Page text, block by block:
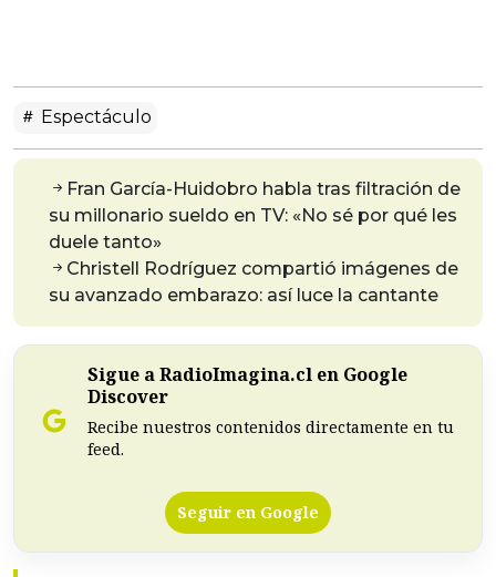
Espectáculo
Fran García-Huidobro habla tras filtración de
su millonario sueldo en TV: «No sé por qué les
duele tanto»
Christell Rodríguez compartió imágenes de
su avanzado embarazo: así luce la cantante
Sigue a RadioImagina.cl en Google
Discover
Recibe nuestros contenidos directamente en tu
feed.
Seguir en Google